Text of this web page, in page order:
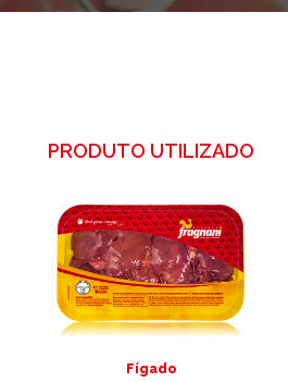
PRODUTO UTILIZADO
Fígado